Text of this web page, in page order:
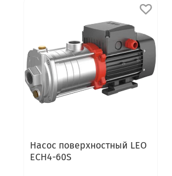
Насос поверхностный LEO
ECH4-60S